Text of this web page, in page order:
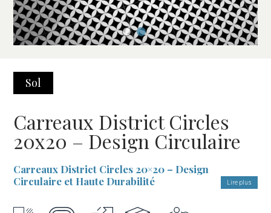
Sol
Carreaux District Circles
20x20 – Design Circulaire
Carreaux District Circles 20×20 – Design
Circulaire et Haute Durabilité
Les Carreaux District Circles 20×20
sont le choix idéal pour
Lire plus